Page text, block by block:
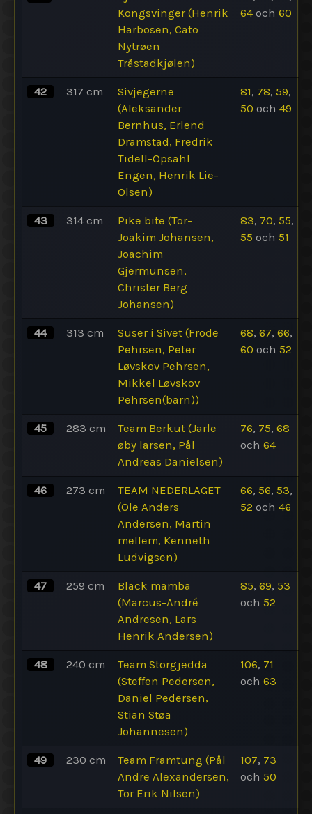
Kongsvinger (Henrik
Harbosen, Cato
Nytrøen
Tråstadkjølen)
64 och 60
42 317 cm
Sivjegerne
(Aleksander
Bernhus, Erlend
Dramstad, Fredrik
Tidell-Opsahl
Engen, Henrik Lie-
Olsen)
81, 78, 59,
50 och 49
43 314 cm
Pike bite (Tor-
Joakim Johansen,
Joachim
Gjermunsen,
Christer Berg
Johansen)
83, 70, 55,
55 och 51
44 313 cm
Suser i Sivet (Frode
Pehrsen, Peter
Løvskov Pehrsen,
Mikkel Løvskov
Pehrsen(barn))
68, 67, 66,
60 och 52
45 283 cm
Team Berkut (Jarle
øby larsen, Pål
Andreas Danielsen)
76, 75, 68
och 64
46 273 cm
TEAM NEDERLAGET
(Ole Anders
Andersen, Martin
mellem, Kenneth
Ludvigsen)
66, 56, 53,
52 och 46
47 259 cm
Black mamba
(Marcus-André
Andresen, Lars
Henrik Andersen)
85, 69, 53
och 52
48 240 cm
Team Storgjedda
(Steffen Pedersen,
Daniel Pedersen,
Stian Støa
Johannesen)
106, 71
och 63
49 230 cm
Team Framtung (Pål
Andre Alexandersen,
Tor Erik Nilsen)
107, 73
och 50